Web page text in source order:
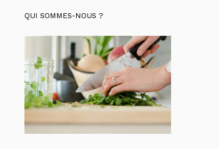
QUI SOMMES-NOUS ?